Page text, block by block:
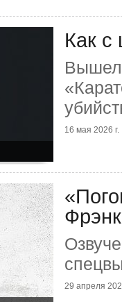
Как с
Вышел
16 мая 2026 г.
29 апреля